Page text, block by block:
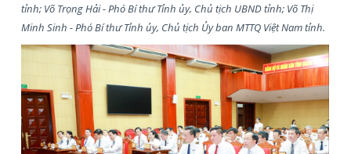
tỉnh; Võ Trọng Hải - Phó Bí thư Tỉnh ủy, Chủ tịch UBND tỉnh; Võ Thị
Minh Sinh - Phó Bí thư Tỉnh ủy, Chủ tịch Ủy ban MTTQ Việt Nam tỉnh.